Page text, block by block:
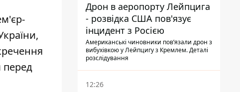
перед
Дрон в аеропорту Лейпцига
- розвідка США пов'язує
інцидент з Росією
Американські чиновники повʼязали дрон з
вибухівкою у Лейпцигу з Кремлем. Деталі
розслідування
12:26